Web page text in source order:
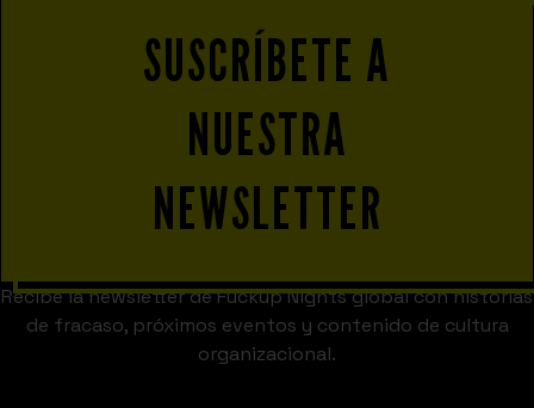
SUSCRÍBETE A
NUESTRA
NEWSLETTER
Recibe la newsletter de Fuckup Nights global con historias
de fracaso, próximos eventos y contenido de cultura
organizacional.